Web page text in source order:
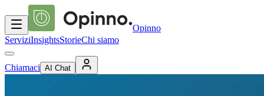
Opinno
ServiziInsightsStorieChi siamo
Chiamaci AI Chat